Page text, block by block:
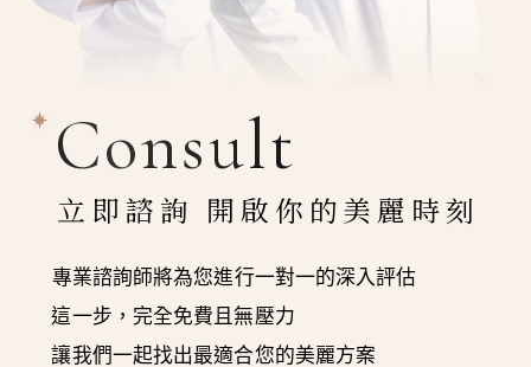
Consult
立即諮詢 開啟你的美麗時刻
專業諮詢師將為您進行一對一的深入評估
這一步，完全免費且無壓力
讓我們一起找出最適合您的美麗方案